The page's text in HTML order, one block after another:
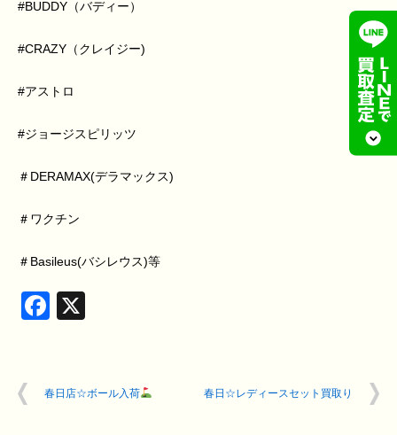
#BUDDY（バディー）
#CRAZY（クレイジー)
#アストロ
#ジョージスピリッツ
＃DERAMAX(デラマックス)
＃ワクチン
＃Basileus(バシレウス)等
Facebook
春日店☆ボール入荷 春日☆レディースセット買取り